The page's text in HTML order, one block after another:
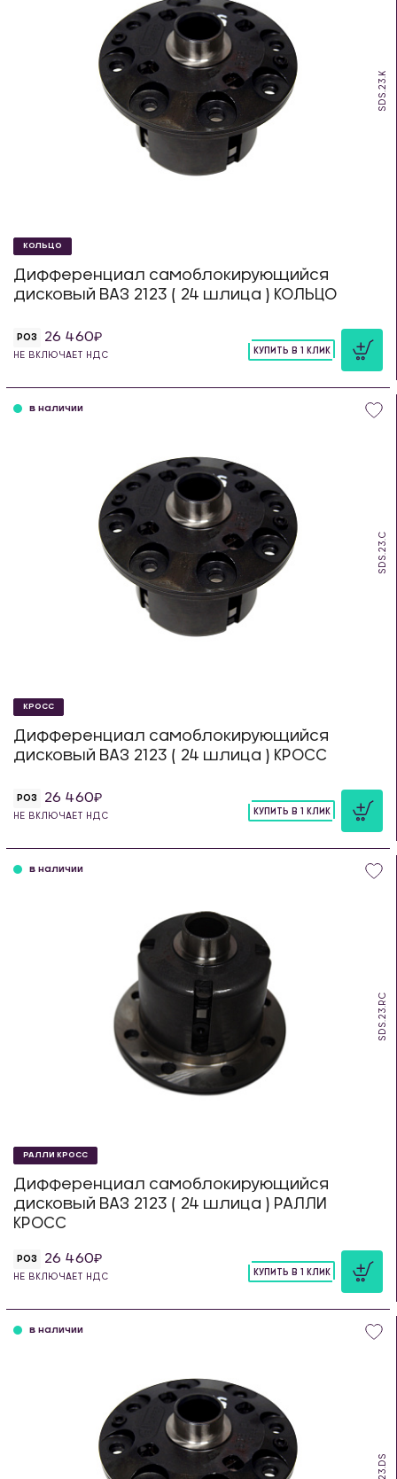
SDS.23.K
КОЛЬЦО
Дифференциал самоблокирующийся
дисковый ВАЗ 2123 ( 24 шлица ) КОЛЬЦО
РОЗ 26 460
НЕ ВКЛЮЧАЕТ НДС
КУПИТЬ В 1 КЛИК
SDS.23.C
в наличии
КРОСС
Дифференциал самоблокирующийся
дисковый ВАЗ 2123 ( 24 шлица ) КРОСС
РОЗ 26 460
НЕ ВКЛЮЧАЕТ НДС
КУПИТЬ В 1 КЛИК
SDS.23.RC
в наличии
РАЛЛИ КРОСС
Дифференциал самоблокирующийся
дисковый ВАЗ 2123 ( 24 шлица ) РАЛЛИ
КРОСС
РОЗ 26 460
НЕ ВКЛЮЧАЕТ НДС
КУПИТЬ В 1 КЛИК
в наличии